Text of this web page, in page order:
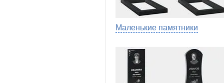
Маленькие памятники